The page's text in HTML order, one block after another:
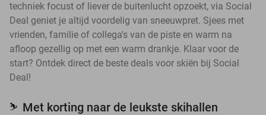
techniek focust of liever de buitenlucht opzoekt, via Social
Deal geniet je altijd voordelig van sneeuwpret. Sjees met
vrienden, familie of collega's van de piste en warm na
afloop gezellig op met een warm drankje. Klaar voor de
start? Ontdek direct de beste deals voor skiën bij Social
Deal!
⛷️ Met korting naar de leukste skihallen